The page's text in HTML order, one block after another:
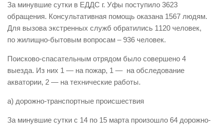
Отчеты о реализации муниципальных программ
Документы
История
Виды деятельности
Обслуживание опасных производственных объектов
УГЗ рекомендует
Памятки населению
Половодье
За минувшие сутки в ЕДДС г. Уфы поступило 3623
обращения. Консультативная помощь оказана 1567 людям.
Для вызова экстренных служб обратились 1120 человек,
по жилищно-бытовым вопросам – 936 человек.
Поисково-спасательным отрядом было совершено 4
выезда. Из них 1 — на пожар, 1 — на обследование
акватории, 2 — на технические работы.
а) дорожно-транспортные происшествия
За минувшие сутки с 14 по 15 марта произошло 64 дорожно-